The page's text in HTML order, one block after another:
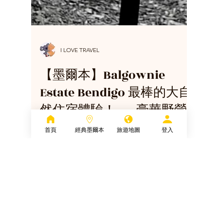
I LOVE TRAVEL
【墨爾本】Balgownie
Estate Bendigo 最棒的大自
然住宿體驗！——豪華野營
首頁 經典墨爾本 旅遊地圖 登入